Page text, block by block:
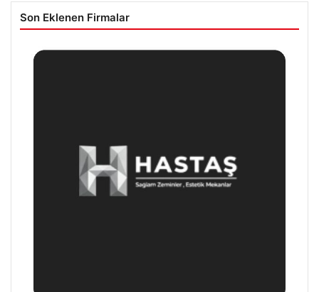
Son Eklenen Firmalar